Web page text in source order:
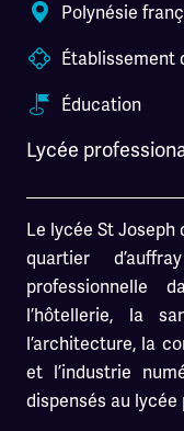
Polynésie
Établissement
Éducation
Lycée
Le lycée St Joseph
quartier
professionnelle
l’hôtellerie, la
l’architecture, la
et l’industrie
dispensés au lycée